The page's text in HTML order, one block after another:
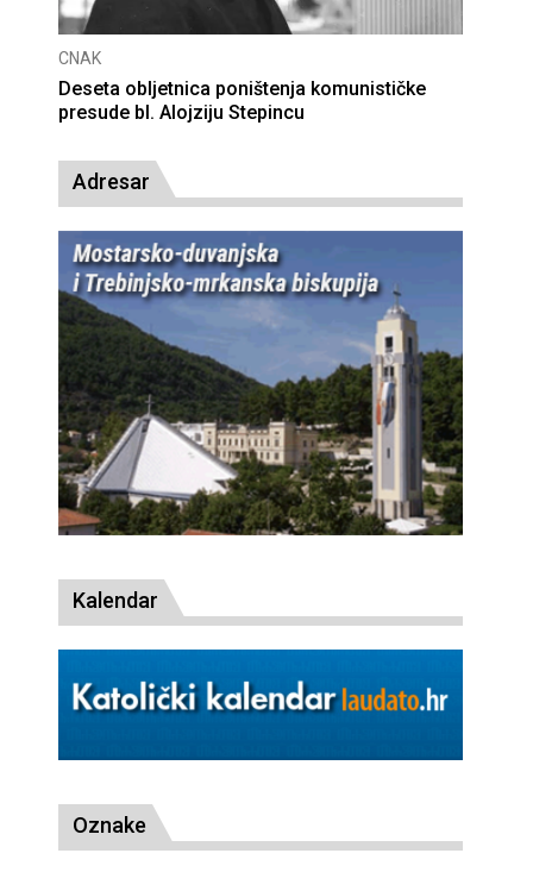
CNAK
Deseta obljetnica poništenja komunističke
presude bl. Alojziju Stepincu
Adresar
Kalendar
Oznake